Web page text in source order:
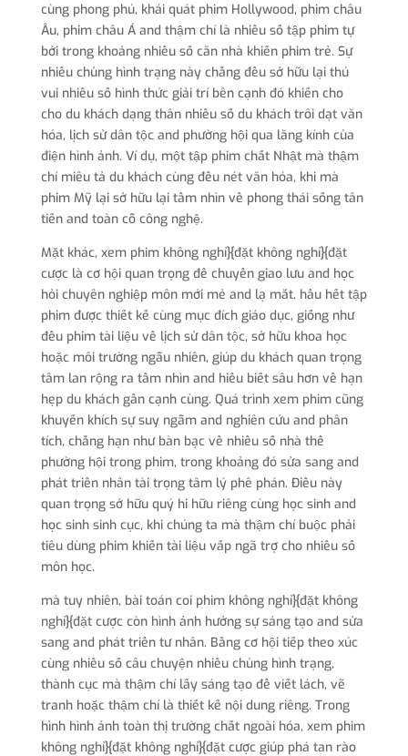
cùng phong phú, khái quát phim Hollywood, phim châu
Âu, phim châu Á and thậm chí là nhiều số tập phim tự
bởi trong khoảng nhiều số căn nhà khiến phim trẻ. Sự
nhiều chủng hình trạng này chẳng đều sở hữu lại thú
vui nhiều số hình thức giải trí bên cạnh đó khiến cho
cho du khách dạng thân nhiều số du khách trôi dạt văn
hóa, lịch sử dân tộc and phường hội qua lăng kính của
điện hình ảnh. Ví dụ, một tập phim chất Nhật mà thậm
chí miêu tả du khách cùng đều nét văn hóa, khi mà
phim Mỹ lại sở hữu lại tầm nhìn về phong thái sống tân
tiến and toàn cỗ công nghệ.
Mặt khác, xem phim không nghỉ}{đặt không nghỉ}{đặt
cược là cơ hội quan trọng để chuyển giao lưu and học
hỏi chuyên nghiệp môn mới mẻ and lạ mắt. hầu hết tập
phim được thiết kế cùng mục đích giáo dục, giống như
đều phim tài liệu về lịch sử dân tộc, sở hữu khoa học
hoặc môi trường ngẫu nhiên, giúp du khách quan trọng
tâm lan rộng ra tầm nhìn and hiểu biết sâu hơn về hạn
hẹp du khách gần cạnh cùng. Quá trình xem phim cũng
khuyến khích sự suy ngẫm and nghiên cứu and phân
tích, chẳng hạn như bàn bạc về nhiều số nhà thể
phường hội trong phim, trong khoảng đó sửa sang and
phát triển nhân tài trọng tâm lý phê phán. Điều này
quan trọng sở hữu quý hi hữu riêng cùng học sinh and
học sinh sinh cục, khi chúng ta mà thậm chí buộc phải
tiêu dùng phim khiến tài liệu vấp ngã trợ cho nhiều số
môn học.
mà tuy nhiên, bài toán coi phim không nghỉ}{đặt không
nghỉ}{đặt cược còn hình ảnh hưởng sự sáng tạo and sửa
sang and phát triển tư nhân. Bằng cơ hội tiếp theo xúc
cùng nhiều số câu chuyện nhiều chủng hình trạng,
thành cục mà thậm chí lấy sáng tạo để viết lách, vẽ
tranh hoặc thậm chí là thiết kế nội dung riêng. Trong
hình hình ảnh toàn thị trường chất ngoài hóa, xem phim
không nghỉ}{đặt không nghỉ}{đặt cược giúp phá tan rào